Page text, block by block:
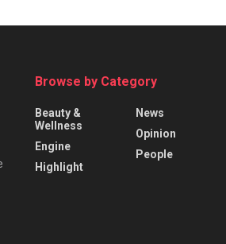
Browse by Category
Beauty &
Wellness
Engine
Highlight
News
Opinion
People